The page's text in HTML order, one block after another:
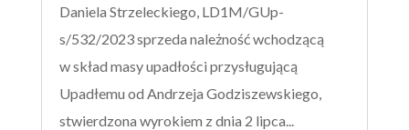
Daniela Strzeleckiego, LD1M/GUp-
s/532/2023 sprzeda należność wchodzącą
w skład masy upadłości przysługującą
Upadłemu od Andrzeja Godziszewskiego,
stwierdzona wyrokiem z dnia 2 lipca...